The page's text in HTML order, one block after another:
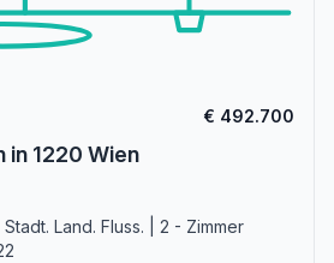
€ 492.700
in 1220 Wien
Land. Fluss. | 2 - Zimmer